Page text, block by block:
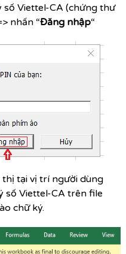
số Viettel-CA (chứng thư
nhấn “Đăng nhập“
thị tại vị trí người dùng
số Viettel-CA trên file
chữ ký.